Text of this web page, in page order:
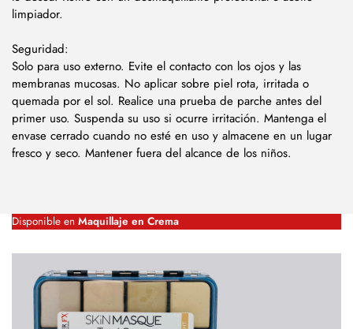
limpiador.
Seguridad:
Solo para uso externo. Evite el contacto con los ojos y las
membranas mucosas. No aplicar sobre piel rota, irritada o
quemada por el sol. Realice una prueba de parche antes del
primer uso. Suspenda su uso si ocurre irritación. Mantenga el
envase cerrado cuando no esté en uso y almacene en un lugar
fresco y seco. Mantener fuera del alcance de los niños.
Disponible en Maquillaje en Crema